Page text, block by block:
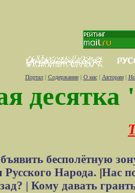
Портал| Содержание| О нас| Авторам|
десятка
бесполётную
Народа. |Нас
| Кому давать